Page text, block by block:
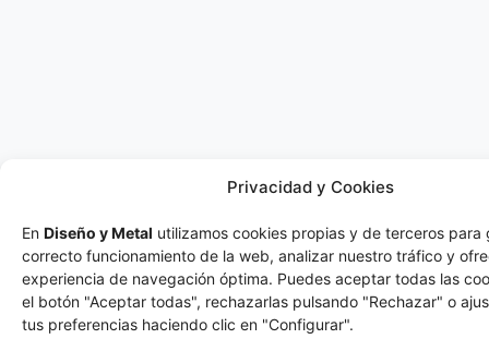
Privacidad y Cookies
En Diseño y Metal utilizamos cookies propias y de terceros para
correcto funcionamiento de la web, analizar nuestro tráfico y
experiencia de navegación óptima. Puedes aceptar todas las
el botón "Aceptar todas", rechazarlas pulsando "Rechazar" o
tus preferencias haciendo clic en "Configurar".